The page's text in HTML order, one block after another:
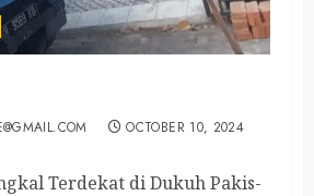
OCTOBER 10, 2024
Terdekat di Dukuh Pakis-